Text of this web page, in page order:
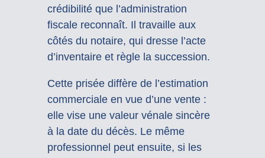
crédibilité que l’administration
fiscale reconnaît. Il travaille aux
côtés du notaire, qui dresse l’acte
d’inventaire et règle la succession.
Cette prisée diffère de l’estimation
commerciale en vue d’une vente :
elle vise une valeur vénale sincère
à la date du décès. Le même
professionnel peut ensuite, si les